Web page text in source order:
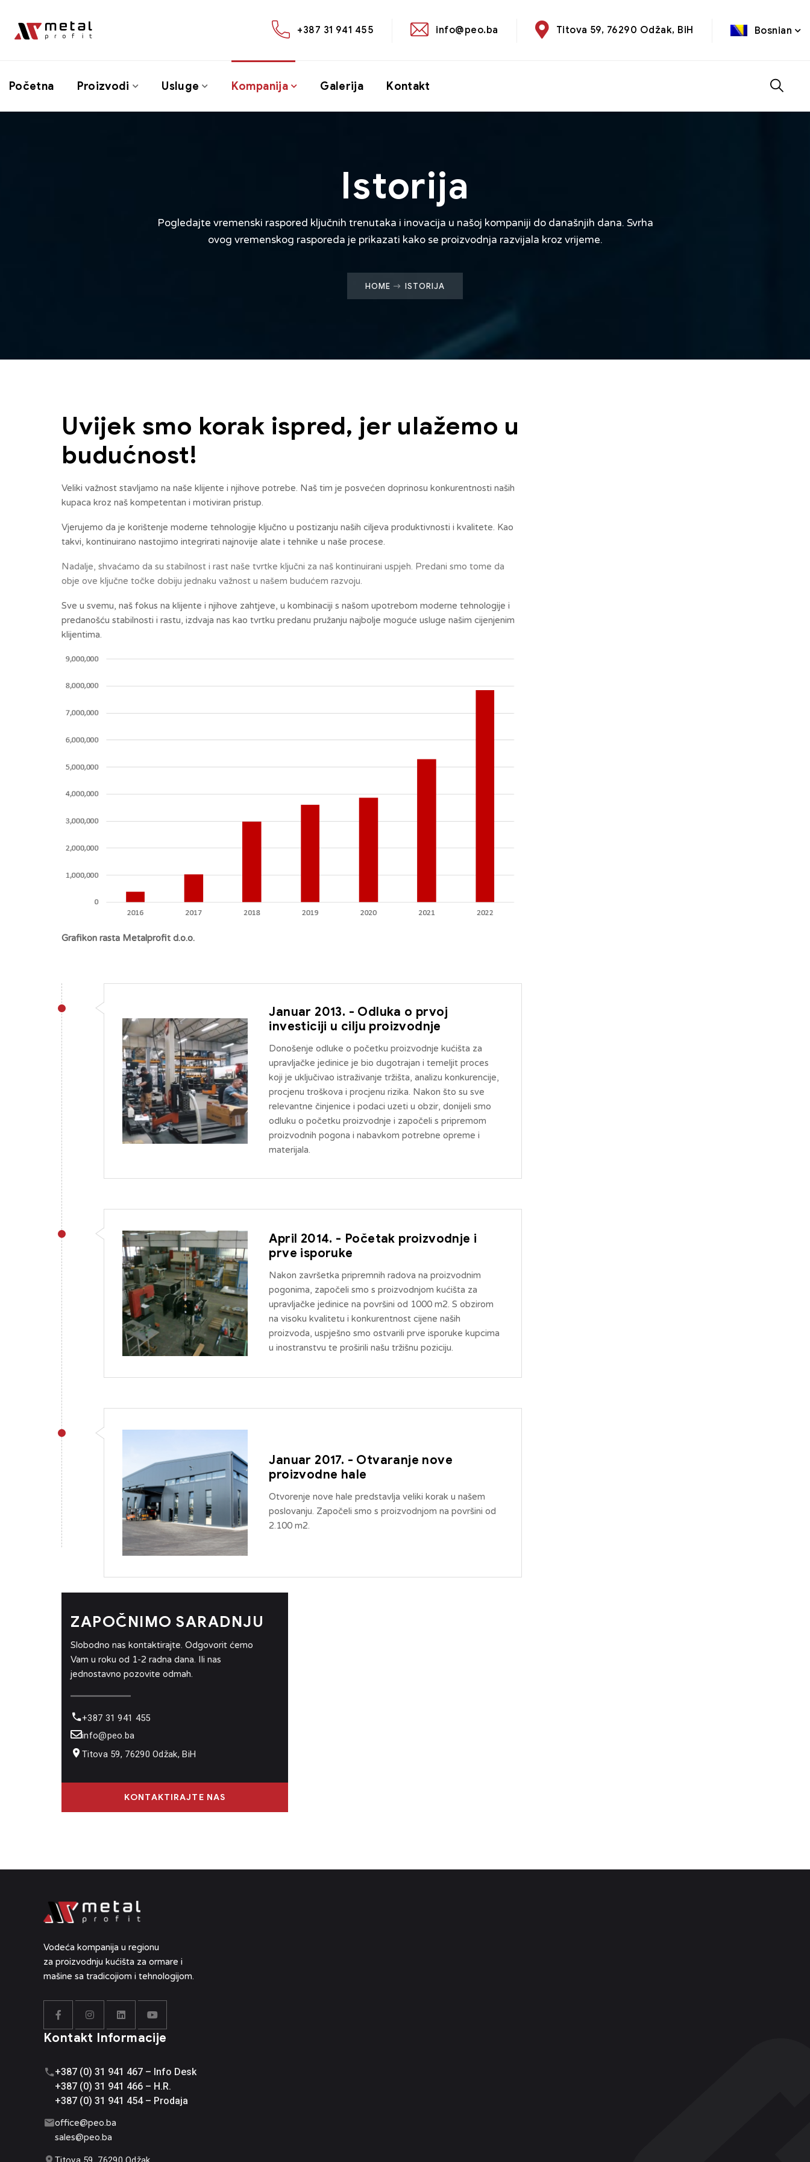
+387 31 941 455 info@peo.ba Titova 59, 76290 Odžak, BiH Bosnian
Početna Proizvodi Usluge Kompanija Galerija Kontakt
Istorija
Pogledajte vremenski raspored ključnih trenutaka i inovacija u našoj kompaniji do današnjih dana. Svrha
ovog vremenskog rasporeda je prikazati kako se proizvodnja razvijala kroz vrijeme.
HOME ISTORIJA
Uvijek smo korak ispred, jer ulažemo u
budućnost!
Veliki važnost stavljamo na naše klijente i njihove potrebe. Naš tim je posvećen doprinosu konkurentnosti naših
kupaca kroz naš kompetentan i motiviran pristup.
Vjerujemo da je korištenje moderne tehnologije ključno u postizanju naših ciljeva produktivnosti i kvalitete. Kao
takvi, kontinuirano nastojimo integrirati najnovije alate i tehnike u naše procese.
Nadalje, shvaćamo da su stabilnost i rast naše tvrtke ključni za naš kontinuirani uspjeh. Predani smo tome da
obje ove ključne točke dobiju jednaku važnost u našem budućem razvoju.
Sve u svemu, naš fokus na klijente i njihove zahtjeve, u kombinaciji s našom upotrebom moderne tehnologije i
predanošću stabilnosti i rastu, izdvaja nas kao tvrtku predanu pružanju najbolje moguće usluge našim cijenjenim
klijentima.
Grafikon rasta Metalprofit d.o.o.
Januar 2013. - Odluka o prvoj
investiciji u cilju proizvodnje
Donošenje odluke o početku proizvodnje kućišta za
upravljačke jedinice je bio dugotrajan i temeljit proces
koji je uključivao istraživanje tržišta, analizu konkurencije,
procjenu troškova i procjenu rizika. Nakon što su sve
relevantne činjenice i podaci uzeti u obzir, donijeli smo
odluku o početku proizvodnje i započeli s pripremom
proizvodnih pogona i nabavkom potrebne opreme i
materijala.
April 2014. - Početak proizvodnje i
prve isporuke
Nakon završetka pripremnih radova na proizvodnim
pogonima, započeli smo s proizvodnjom kućišta za
upravljačke jedinice na površini od 1000 m2. S obzirom
na visoku kvalitetu i konkurentnost cijene naših
proizvoda, uspješno smo ostvarili prve isporuke kupcima
u inostranstvu te proširili našu tržišnu poziciju.
Januar 2017. - Otvaranje nove
proizvodne hale
Otvorenje nove hale predstavlja veliki korak u našem
poslovanju. Započeli smo s proizvodnjom na površini od
2.100 m2.
ZAPOČNIMO SARADNJU
Slobodno nas kontaktirajte. Odgovorit ćemo
Vam u roku od 1-2 radna dana. Ili nas
jednostavno pozovite odmah.
+387 31 941 455
info@peo.ba
Titova 59, 76290 Odžak, BiH
KONTAKTIRAJTE NAS
Vodeća kompanija u regionu
za proizvodnju kućišta za ormare i
mašine sa tradicojiom i tehnologijom.
Kontakt Informacije
+387 (0) 31 941 467 – Info Desk
+387 (0) 31 941 466 – H.R.
+387 (0) 31 941 454 – Prodaja
office@peo.ba
sales@peo.ba